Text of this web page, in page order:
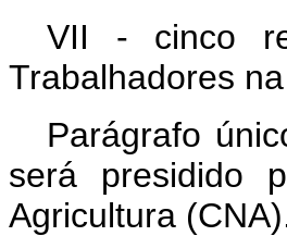
VII - cinco
Trabalhadores
Parágrafo
será presidido
Agricultura